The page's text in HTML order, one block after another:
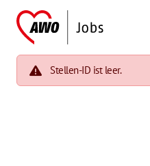
Stellen-ID ist leer.